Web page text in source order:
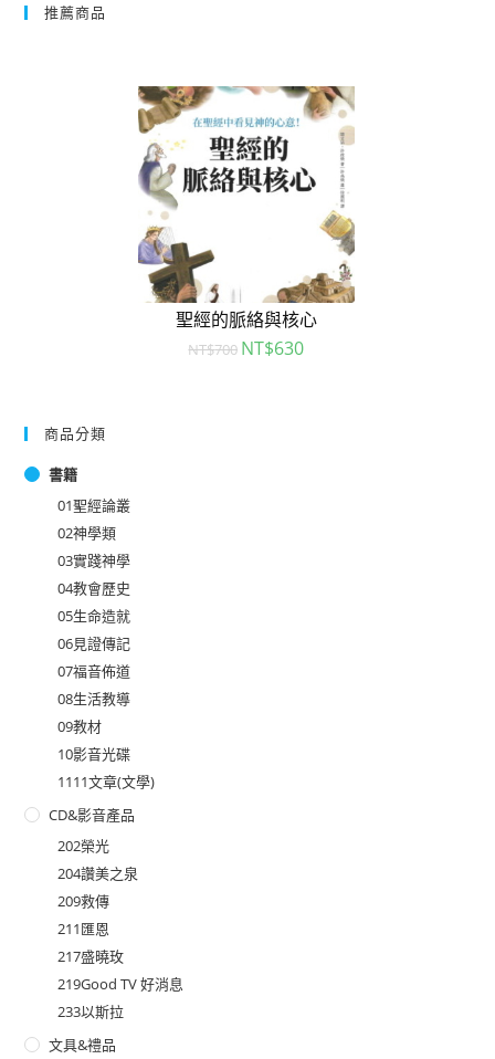
推薦商品
聖經的脈絡與核心
NT$700 NT$630
商品分類
書籍
01聖經論叢
02神學類
03實踐神學
04教會歷史
05生命造就
06見證傳記
07福音佈道
08生活教導
09教材
10影音光碟
1111文章(文學)
CD&影音產品
202榮光
204讚美之泉
209救傳
211匯恩
217盛曉玫
219Good TV 好消息
233以斯拉
文具&禮品